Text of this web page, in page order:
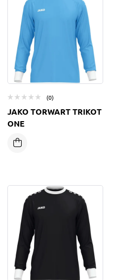
(0)
JAKO TORWART TRIKOT
ONE